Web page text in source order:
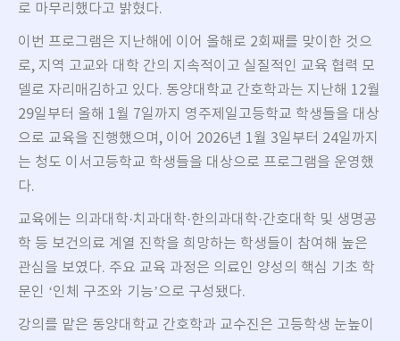
로 마무리했다고 밝혔다.
이번 프로그램은 지난해에 이어 올해로 2회째를 맞이한 것으
로, 지역 고교와 대학 간의 지속적이고 실질적인 교육 협력 모
델로 자리매김하고 있다. 동양대학교 간호학과는 지난해 12월
29일부터 올해 1월 7일까지 영주제일고등학교 학생들을 대상
으로 교육을 진행했으며, 이어 2026년 1월 3일부터 24일까지
는 청도 이서고등학교 학생들을 대상으로 프로그램을 운영했
다.
교육에는 의과대학·치과대학·한의과대학·간호대학 및 생명공
학 등 보건의료 계열 진학을 희망하는 학생들이 참여해 높은
관심을 보였다. 주요 교육 과정은 의료인 양성의 핵심 기초 학
문인 ‘인체 구조와 기능’으로 구성됐다.
강의를 맡은 동양대학교 간호학과 교수진은 고등학생 눈높이